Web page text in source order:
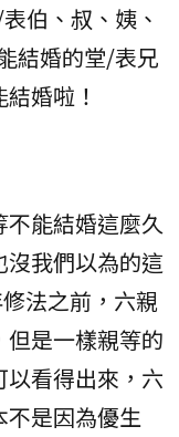
伯、叔、姨、
結婚的堂/表兄
婚啦！
能結婚這麼久
我們以為的這
法之前，六親
是一樣親等的
以看得出來，六
不是因為優生